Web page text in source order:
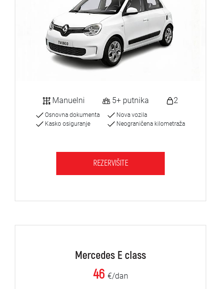
Manuelni 5+ putnika 2
Osnovna dokumenta
Kasko osiguranje
Nova vozila
Neograničena kilometraža
REZERVIŠITE
Mercedes E class
46 €/dan